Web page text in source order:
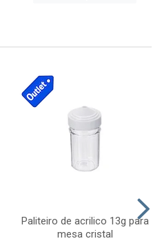
Paliteiro de acrilico 13g para
mesa cristal